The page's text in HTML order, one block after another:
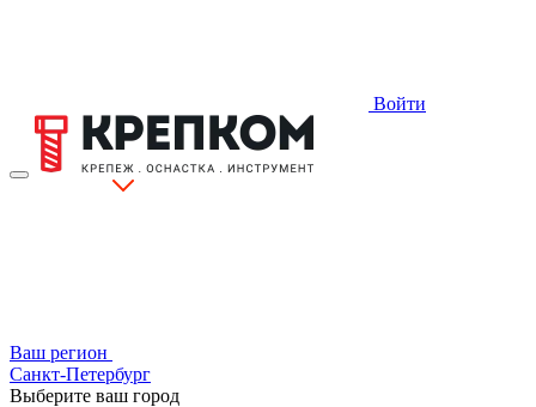
Войти
Ваш регион
Санкт-Петербург
Выберите ваш город